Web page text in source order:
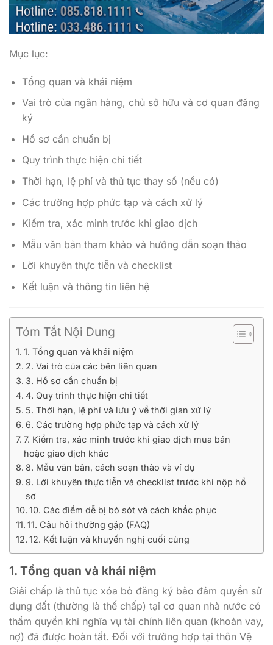
Mục lục:
Tổng quan và khái niệm
Vai trò của ngân hàng, chủ sở hữu và cơ quan đăng
ký
Hồ sơ cần chuẩn bị
Quy trình thực hiện chi tiết
Thời hạn, lệ phí và thủ tục thay sổ (nếu có)
Các trường hợp phức tạp và cách xử lý
Kiểm tra, xác minh trước khi giao dịch
Mẫu văn bản tham khảo và hướng dẫn soạn thảo
Lời khuyên thực tiễn và checklist
Kết luận và thông tin liên hệ
Tóm Tắt Nội Dung
1. Tổng quan và khái niệm
2. Vai trò của các bên liên quan
3. Hồ sơ cần chuẩn bị
4. Quy trình thực hiện chi tiết
5. Thời hạn, lệ phí và lưu ý về thời gian xử lý
6. Các trường hợp phức tạp và cách xử lý
7. Kiểm tra, xác minh trước khi giao dịch mua bán
hoặc giao dịch khác
8. Mẫu văn bản, cách soạn thảo và ví dụ
9. Lời khuyên thực tiễn và checklist trước khi nộp hồ
sơ
10. Các điểm dễ bị bỏ sót và cách khắc phục
11. Câu hỏi thường gặp (FAQ)
12. Kết luận và khuyến nghị cuối cùng
1. Tổng quan và khái niệm
Giải chấp là thủ tục xóa bỏ đăng ký bảo đảm quyền sử
dụng đất (thường là thế chấp) tại cơ quan nhà nước có
thẩm quyền khi nghĩa vụ tài chính liên quan (khoản vay,
nợ) đã được hoàn tất. Đối với trường hợp tại thôn Vệ